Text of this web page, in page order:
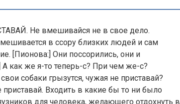
Не вмешивайся не в свое дело.
в ссору близких людей и сам
[Пионова:] Они поссорились, они и
как же я-то теперь-с? При чем же-с?
собаки грызутся, чужая не приставай?
Входить в какие бы то ни было
для человека, желающего отдохнуть в